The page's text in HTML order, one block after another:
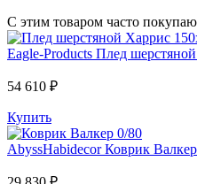
С этим товаром часто
Eagle-Products Плед
54 610 ₽
Купить
AbyssHabidecor Коврик